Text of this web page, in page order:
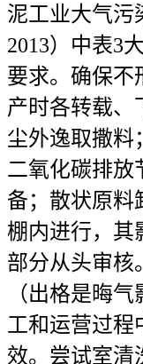
泥工业大气污
2013）中表3
要求。确保不
产时各转载、
尘外逸取撒料
二氧化碳排放
备；散状原料
棚内进行，其
部分从头审核
（出格是晦
工和运营过程
效。尝试室清